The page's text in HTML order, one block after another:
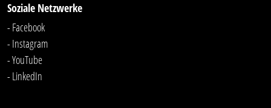
Soziale Netzwerke
- Facebook
- Instagram
- YouTube
- LinkedIn